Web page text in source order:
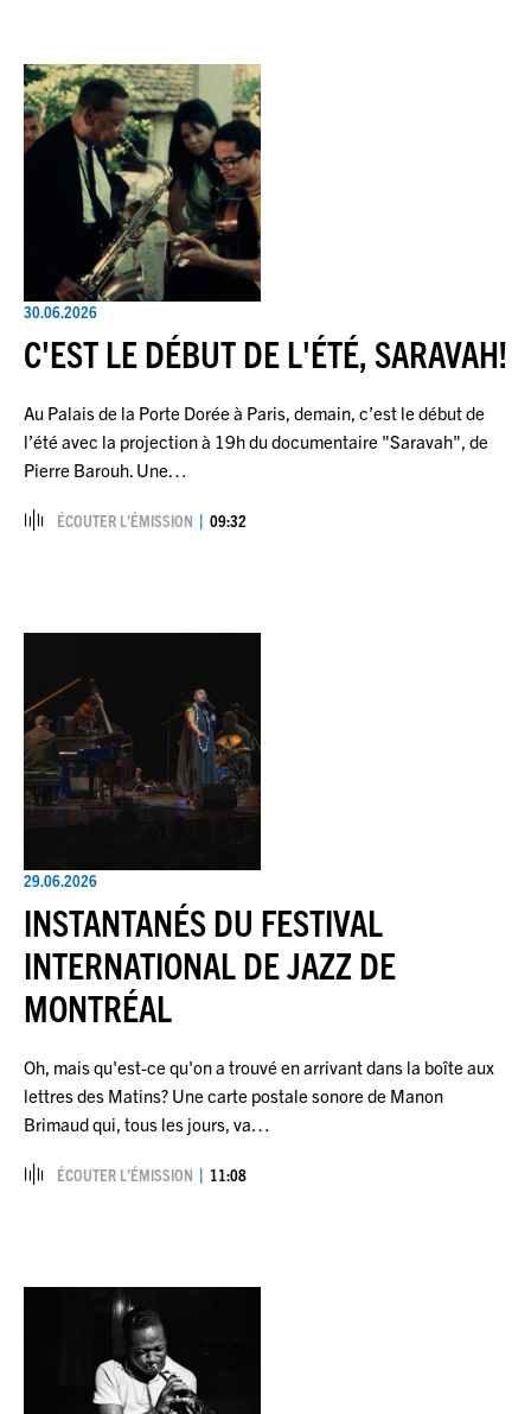
30.06.2026
C'EST LE DÉBUT DE L'ÉTÉ, SARAVAH!
Au Palais de la Porte Dorée à Paris, demain, c’est le début de
l’été avec la projection à 19h du documentaire "Saravah", de
Pierre Barouh. Une…
ÉCOUTER L’ÉMISSION 09:32
29.06.2026
INSTANTANÉS DU FESTIVAL
INTERNATIONAL DE JAZZ DE
MONTRÉAL
Oh, mais qu'est-ce qu'on a trouvé en arrivant dans la boîte aux
lettres des Matins? Une carte postale sonore de Manon
Brimaud qui, tous les jours, va…
ÉCOUTER L’ÉMISSION 11:08